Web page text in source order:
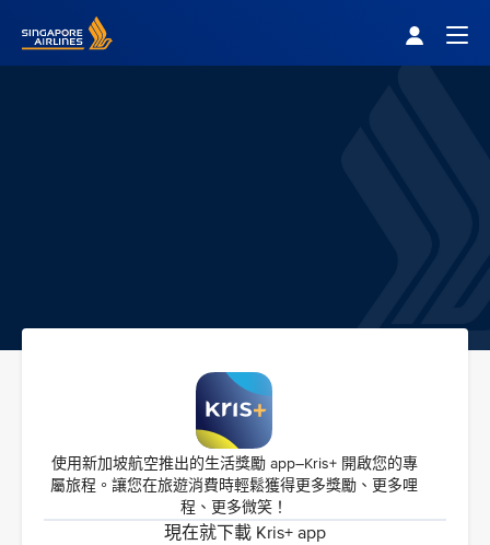
使用新加坡航空推出的生活獎勵 app–Kris+ 開啟您的專
屬旅程。讓您在旅遊消費時輕鬆獲得更多獎勵、更多哩
程、更多微笑！
現在就下載 Kris+ app